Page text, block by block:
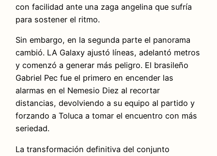
con facilidad ante una zaga angelina que sufría
para sostener el ritmo.
Sin embargo, en la segunda parte el panorama
cambió. LA Galaxy ajustó líneas, adelantó metros
y comenzó a generar más peligro. El brasileño
Gabriel Pec fue el primero en encender las
alarmas en el Nemesio Diez al recortar
distancias, devolviendo a su equipo al partido y
forzando a Toluca a tomar el encuentro con más
seriedad.
La transformación definitiva del conjunto